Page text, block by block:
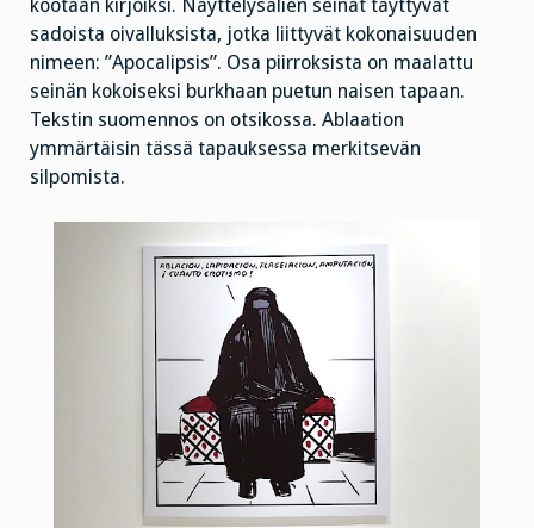
kootaan kirjoiksi. Näyttelysalien seinät täyttyvät
sadoista oivalluksista, jotka liittyvät kokonaisuuden
nimeen: ”Apocalipsis”. Osa piirroksista on maalattu
seinän kokoiseksi burkhaan puetun naisen tapaan.
Tekstin suomennos on otsikossa. Ablaation
ymmärtäisin tässä tapauksessa merkitsevän
silpomista.